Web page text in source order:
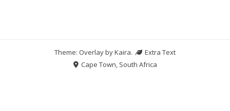
Theme: Overlay byKaira.
Extra Text
Cape Town, South Africa